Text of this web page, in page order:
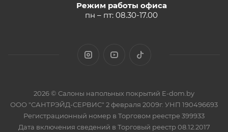
Режим работы офиса
пн – пт: 08.30-17.00
2026 © Салоны напольных покрытий E-dom.by
ООО "САНТРЭЙД-СЕРВИС" 2 февраля 2009г. УНП 190496693
Регистрационный номер в Торговом реестре 399933
Дата включения сведений в Торговый реестр 08.12.2017